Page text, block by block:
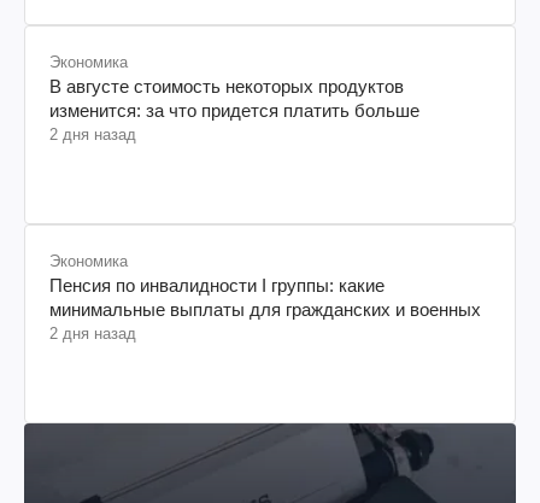
Экономика
В августе стоимость некоторых продуктов
изменится: за что придется платить больше
2 дня назад
Экономика
Пенсия по инвалидности I группы: какие
минимальные выплаты для гражданских и военных
2 дня назад